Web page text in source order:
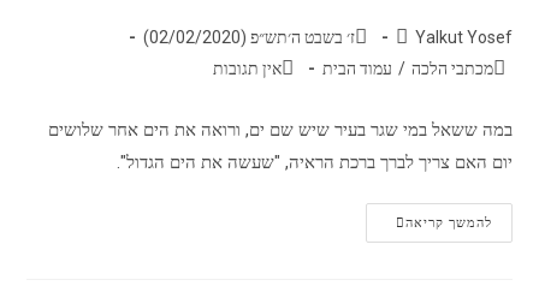
Yalkut Yosef
ז׳ בשבט ה׳תש״פ (02/02/2020)
מכתבי הלכה / עמוד הבית אין תגובות
במה ששאל במי שגר בעיר שיש שם ים, ורואה את הים אחר שלושים
יום האם צריך לברך ברכת הראיה, "שעשה את הים הגדול".
להמשך קריאה